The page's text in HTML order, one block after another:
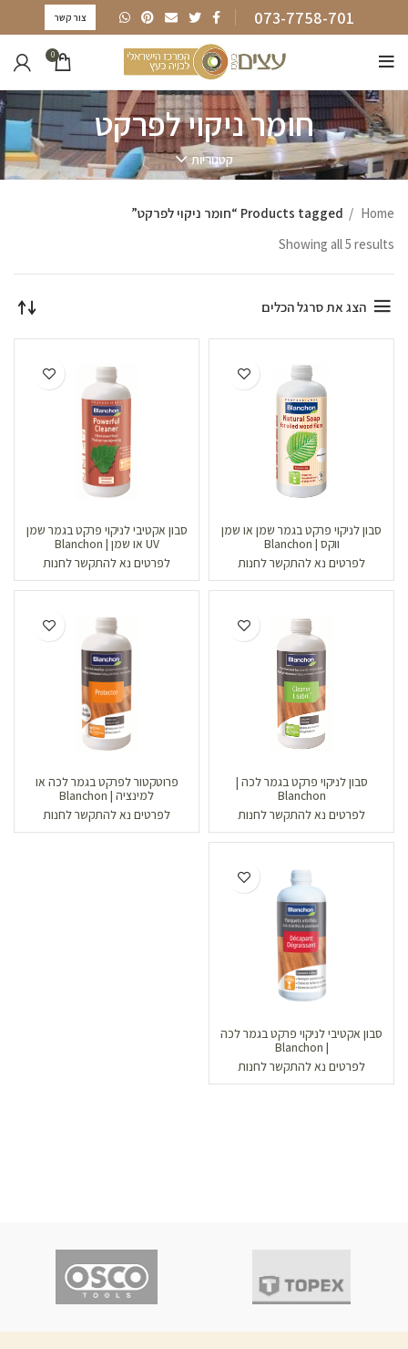
073-7758-701 צור קשר
0
חומר ניקוי לפרקט
קטגוריות
Home
Products tagged “חומר ניקוי לפרקט”
Showing all 5 results
הצג את סרגל הכלים
סבון לניקוי פרקט בגמר שמן או שמן
ווקס | Blanchon
לפרטים נא להתקשר לחנות
סבון אקטיבי לניקוי פרקט בגמר שמן
UV או שמן | Blanchon
לפרטים נא להתקשר לחנות
סבון לניקוי פרקט בגמר לכה |
Blanchon
לפרטים נא להתקשר לחנות
פרוטקטור לפרקט בגמר לכה או
למינציה | Blanchon
לפרטים נא להתקשר לחנות
סבון אקטיבי לניקוי פרקט בגמר לכה
| Blanchon
לפרטים נא להתקשר לחנות